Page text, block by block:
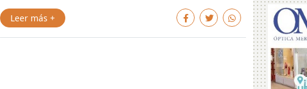
Leer más +